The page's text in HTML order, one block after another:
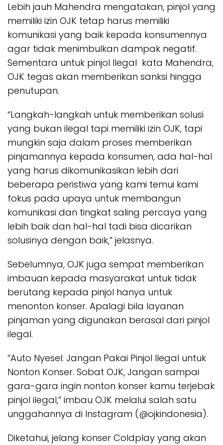
Lebih jauh Mahendra mengatakan, pinjol yang
memiliki izin OJK tetap harus memiliki
komunikasi yang baik kepada konsumennya
agar tidak menimbulkan dampak negatif.
Sementara untuk pinjol Ilegal kata Mahendra,
OJK tegas akan memberikan sanksi hingga
penutupan.
“Langkah-langkah untuk memberikan solusi
yang bukan ilegal tapi memiliki izin OJK, tapi
mungkin saja dalam proses memberikan
pinjamannya kepada konsumen, ada hal-hal
yang harus dikomunikasikan lebih dari
beberapa peristiwa yang kami temui kami
fokus pada upaya untuk membangun
komunikasi dan tingkat saling percaya yang
lebih baik dan hal-hal tadi bisa dicarikan
solusinya dengan baik,” jelasnya.
Sebelumnya, OJK juga sempat memberikan
imbauan kepada masyarakat untuk tidak
berutang kepada pinjol hanya untuk
menonton konser. Apalagi bila layanan
pinjaman yang digunakan berasal dari pinjol
ilegal.
“Auto Nyesel: Jangan Pakai Pinjol Ilegal untuk
Nonton Konser. Sobat OJK, Jangan sampai
gara-gara ingin nonton konser kamu terjebak
pinjol ilegal,” imbau OJK melalui salah satu
unggahannya di Instagram (@ojkindonesia).
Diketahui, jelang konser Coldplay yang akan